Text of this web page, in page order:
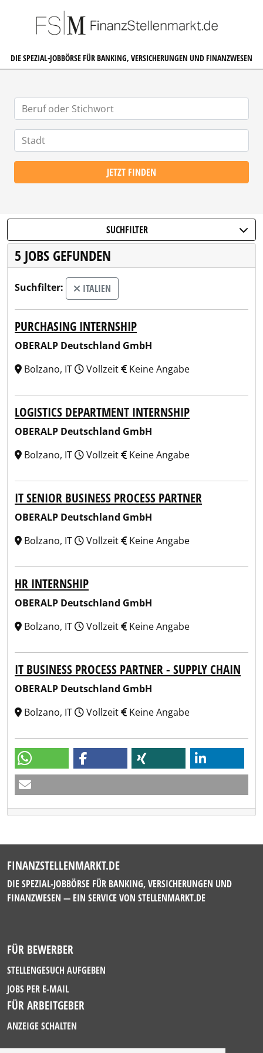
DIE SPEZIAL-JOBBÖRSE FÜR BANKING, VERSICHERUNGEN UND FINANZWESEN
JETZT FINDEN
SUCHFILTER
5 JOBS GEFUNDEN
Suchfilter: ITALIEN
PURCHASING INTERNSHIP
OBERALP Deutschland GmbH
Bolzano, IT
Vollzeit Keine Angabe
LOGISTICS DEPARTMENT INTERNSHIP
OBERALP Deutschland GmbH
Bolzano, IT
Vollzeit Keine Angabe
IT SENIOR BUSINESS PROCESS PARTNER
OBERALP Deutschland GmbH
Bolzano, IT
Vollzeit Keine Angabe
HR INTERNSHIP
OBERALP Deutschland GmbH
Bolzano, IT
Vollzeit Keine Angabe
IT BUSINESS PROCESS PARTNER - SUPPLY CHAIN
OBERALP Deutschland GmbH
Bolzano, IT
Vollzeit Keine Angabe
FINANZSTELLENMARKT.DE
DIE SPEZIAL-JOBBÖRSE FÜR BANKING, VERSICHERUNGEN UND
FINANZWESEN — EIN SERVICE VON STELLENMARKT.DE
FÜR BEWERBER
STELLENGESUCH AUFGEBEN
JOBS PER E-MAIL
FÜR ARBEITGEBER
ANZEIGE SCHALTEN